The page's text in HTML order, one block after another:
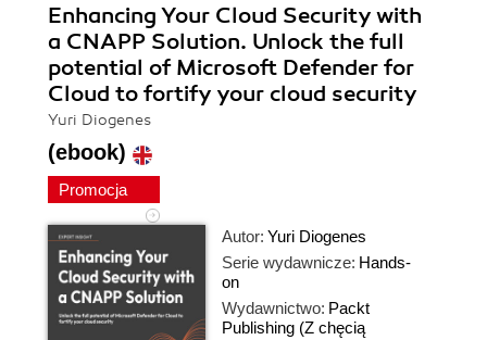
Enhancing Your Cloud Security with
a CNAPP Solution. Unlock the full
potential of Microsoft Defender for
Cloud to fortify your cloud security
Yuri Diogenes
(ebook)
Promocja
Autor: Yuri Diogenes
Serie wydawnicze: Hands-
on
Wydawnictwo: Packt
Publishing (Z chęcią